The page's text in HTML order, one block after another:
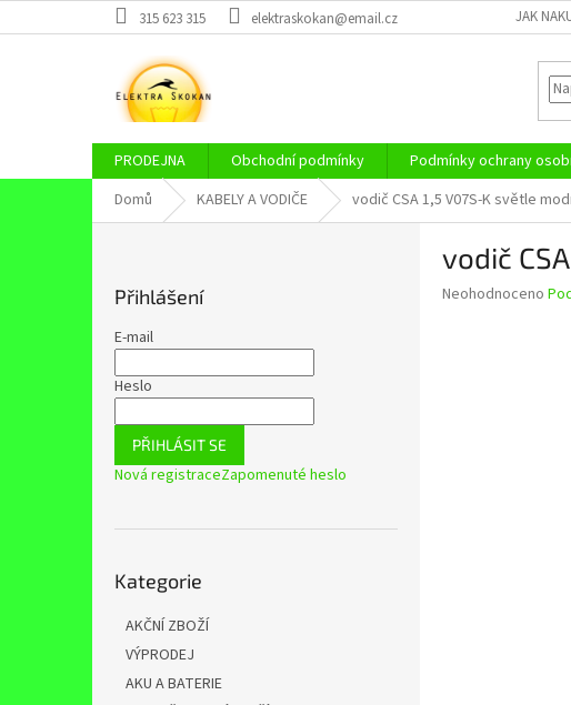
na
315 623 315 elektraskokan@email.cz JAK
PRODEJNA Obchodní podmínky Podmínky ochrany
Domů
KABELY A VODIČE vodič CSA 1,5 V07S-K světle
Přihlášení
E-mail
Heslo
PŘIHLÁSIT SE
Nová registraceZapomenuté heslo
kategorie
Kategorie
AKČNÍ ZBOŽÍ
VÝPRODEJ
AKU A BATERIE
vodič
Průměrné
Neohodnoceno